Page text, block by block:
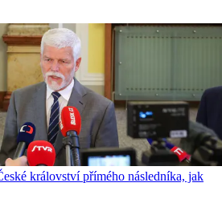
království přímého následníka, jak